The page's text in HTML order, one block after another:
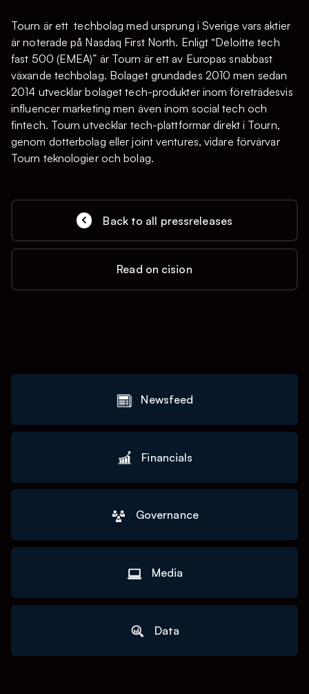
Tourn är ett techbolag med ursprung i Sverige vars aktier
är noterade på Nasdaq First North. Enligt “Deloitte tech
fast 500 (EMEA)” är Tourn är ett av Europas snabbast
växande techbolag. Bolaget grundades 2010 men sedan
2014 utvecklar bolaget tech-produkter inom företrädesvis
influencer marketing men även inom social tech och
fintech. Tourn utvecklar tech-plattformar direkt i Tourn,
genom dotterbolag eller joint ventures, vidare förvärvar
Tourn teknologier och bolag.
Back to all pressreleases
Read on cision
Newsfeed
Financials
Governance
Media
Data